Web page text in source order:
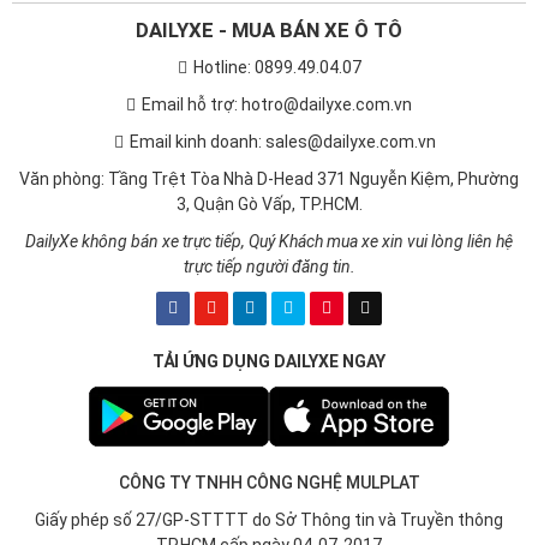
DAILYXE - MUA BÁN XE Ô TÔ
Hotline: 0899.49.04.07
Email hỗ trợ: hotro@dailyxe.com.vn
Email kinh doanh: sales@dailyxe.com.vn
Văn phòng: Tầng Trệt Tòa Nhà D-Head 371 Nguyễn Kiệm, Phường
3, Quận Gò Vấp, TP.HCM.
DailyXe không bán xe trực tiếp, Quý Khách mua xe xin vui lòng liên hệ
trực tiếp người đăng tin.
TẢI ỨNG DỤNG DAILYXE NGAY
CÔNG TY TNHH CÔNG NGHỆ MULPLAT
Giấy phép số 27/GP-STTTT do Sở Thông tin và Truyền thông